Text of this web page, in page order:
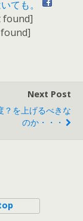
found]
Next Post
？を上げるべきな
のか・・・